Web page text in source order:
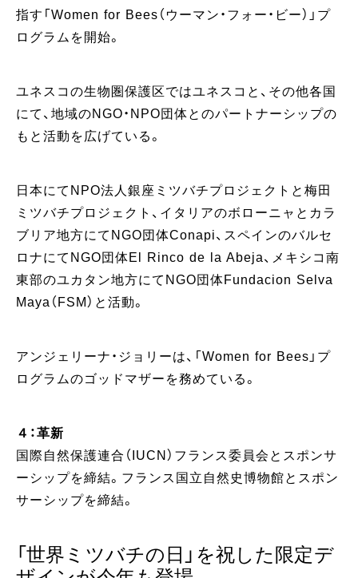
指す「Women for Bees（ウーマン・フォー・ビー）」プ
ログラムを開始。
ユネスコの生物圏保護区ではユネスコと、その他各国
にて、地域のNGO・NPO団体とのパートナーシップの
もと活動を広げている。
日本にてNPO法人銀座ミツバチプロジェクトと梅田
ミツバチプロジェクト、イタリアのボローニャとカラ
ブリア地方にてNGO団体Conapi、スペインのバルセ
ロナにてNGO団体El Rinco de la Abeja、メキシコ南
東部のユカタン地方にてNGO団体Fundacion Selva
Maya（FSM）と活動。
アンジェリーナ・ジョリーは、「Women for Bees」プ
ログラムのゴッドマザーを務めている。
４：革新
国際自然保護連合（IUCN）フランス委員会とスポンサ
ーシップを締結。フランス国立自然史博物館とスポン
サーシップを締結。
「世界ミツバチの日」を祝した限定デ